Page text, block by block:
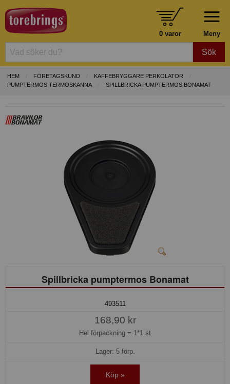
Meny
0 varor
Sök
HEM FÖRETAGSKUND
KAFFEBRYGGARE PERKOLATOR
PUMPTERMOS TERMOSKANNA
SPILLBRICKA PUMPTERMOS BONAMAT
Spillbricka pumptermos Bonamat
493511
168,90 kr
Hel förpackning = 1*1 st
Lager: 5 förp.
Köp »